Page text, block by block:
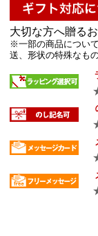
大切な方へ贈る
※一部の商品につい
送、形状の特殊なも